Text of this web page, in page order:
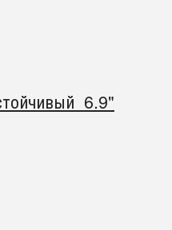
6.9"